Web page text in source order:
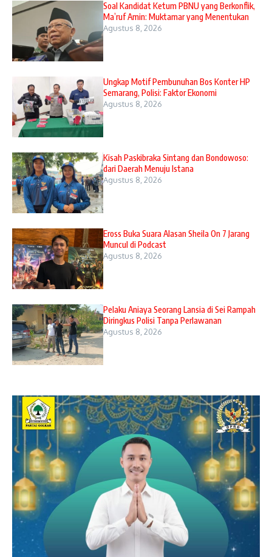
Soal Kandidat Ketum PBNU yang Berkonflik,
Ma’ruf Amin: Muktamar yang Menentukan
Agustus 8, 2026
Ungkap Motif Pembunuhan Bos Konter HP
Semarang, Polisi: Faktor Ekonomi
Agustus 8, 2026
Kisah Paskibraka Sintang dan Bondowoso:
dari Daerah Menuju Istana
Agustus 8, 2026
Eross Buka Suara Alasan Sheila On 7 Jarang
Muncul di Podcast
Agustus 8, 2026
Pelaku Aniaya Seorang Lansia di Sei Rampah
Diringkus Polisi Tanpa Perlawanan
Agustus 8, 2026